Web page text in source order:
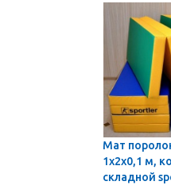
Мат
1х2х0,1 м,
складной